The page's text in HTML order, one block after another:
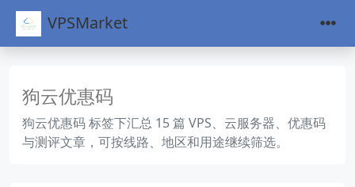
VPSMarket
狗云优惠码
狗云优惠码 标签下汇总 15 篇 VPS、云服务器、优惠码
与测评文章，可按线路、地区和用途继续筛选。